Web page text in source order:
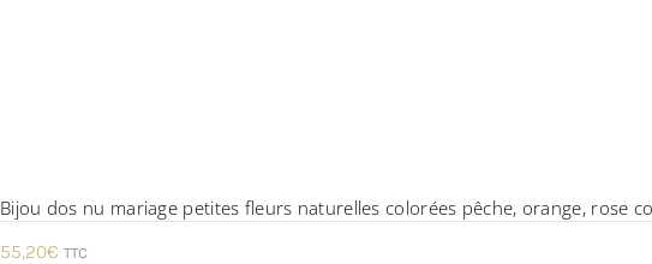
Bijou dos nu mariage petites fleurs naturelles colorées pêche, orange, rose
55,20€ TTC